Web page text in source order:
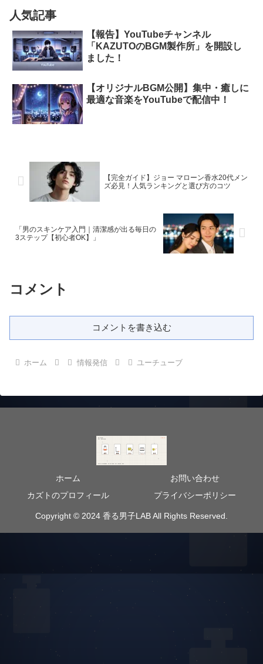
人気記事
【報告】YouTubeチャンネル
「KAZUTOのBGM製作所」を開設し
ました！
【オリジナルBGM公開】集中・癒しに
最適な音楽をYouTubeで配信中！
【完全ガイド】ジョー マローン香水20代メン
ズ必見！人気ランキングと選び方のコツ
「男のスキンケア入門｜清潔感が出る毎日の
3ステップ【初心者OK】」
コメント
コメントを書き込む
ホーム 情報発信 ユーチューブ
ホーム
お問い合わせ
カズトのプロフィール
プライバシーポリシー
Copyright © 2024 香る男子LAB All Rights Reserved.